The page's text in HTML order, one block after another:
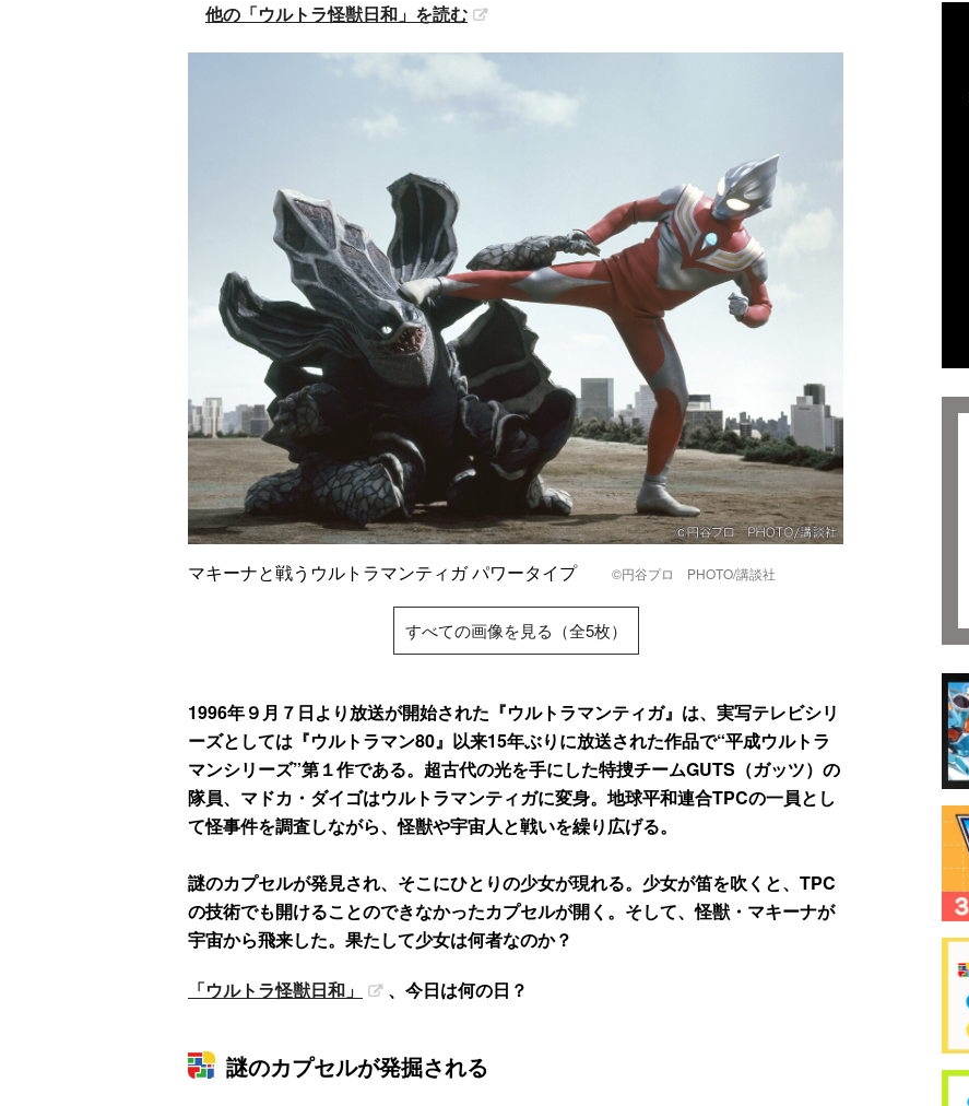
他の「ウルトラ怪獣日和」を読む
マキーナと戦うウルトラマンティガ パワータイプ ©円谷プロ PHOTO/講談社
すべての画像を見る（全5枚）
1996年９月７日より放送が開始された『ウルトラマンティガ』は、実写テレビシリ
ーズとしては『ウルトラマン80』以来15年ぶりに放送された作品で“平成ウルトラ
マンシリーズ”第１作である。超古代の光を手にした特捜チームGUTS（ガッツ）の
隊員、マドカ・ダイゴはウルトラマンティガに変身。地球平和連合TPCの一員とし
て怪事件を調査しながら、怪獣や宇宙人と戦いを繰り広げる。
謎のカプセルが発見され、そこにひとりの少女が現れる。少女が笛を吹くと、TPC
の技術でも開けることのできなかったカプセルが開く。そして、怪獣・マキーナが
宇宙から飛来した。果たして少女は何者なのか？
「ウルトラ怪獣日和」
、今日は何の日？
謎のカプセルが発掘される